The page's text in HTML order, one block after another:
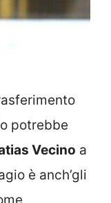
potrebbe
Vecino a
è anch’gli